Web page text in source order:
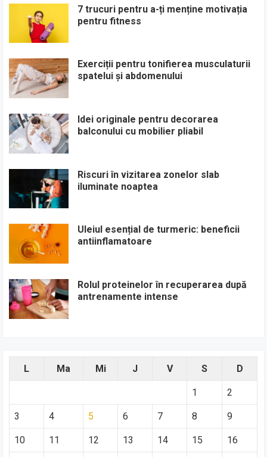
7 trucuri pentru a-ți menține motivația
pentru fitness
Exerciții pentru tonifierea musculaturii
spatelui și abdomenului
Idei originale pentru decorarea
balconului cu mobilier pliabil
Riscuri în vizitarea zonelor slab
iluminate noaptea
Uleiul esențial de turmeric: beneficii
antiinflamatoare
Rolul proteinelor în recuperarea după
antrenamente intense
L Ma Mi J V S D
1 2
3 4 5 6 7 8 9
10 11 12 13 14 15 16